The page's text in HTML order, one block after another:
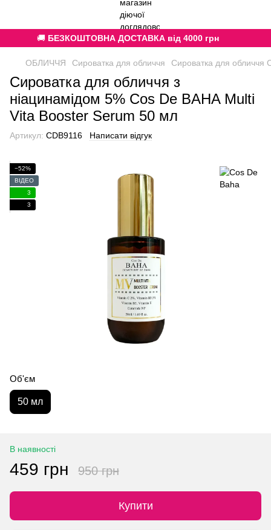
🚚 БЕЗКОШТОВНА ДОСТАВКА від 4000 грн
ОБЛИЧЧЯ Сироватка для обличчя Сироватка для обличчя
Сироватка для обличчя з
ніацинамідом 5% Cos De BAHA Multi
Vita Booster Serum 50 мл
Артикул: CDB9116 Написати відгук
−52%
ВІДЕО
3
3
Об'єм
50 мл
В наявності
459 грн 950 грн
Купити